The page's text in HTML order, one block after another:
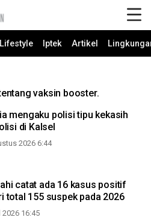
Lifestyle Iptek Artikel
vaksin booster.
mengaku polisi tipu kekasih
di Kalsel
2026 6:44
catat ada 16 kasus positif
total 155 suspek pada 2026
16:45